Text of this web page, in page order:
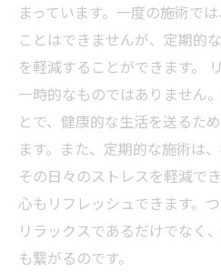
まっています。一度の施術で
ことはできませんが、定期的
を軽減することができます。
一時的なものではありません
とで、健康的な生活を送るた
ます。また、定期的な施術は
その日々のストレスを軽減で
心もリフレッシュできます。
リラックスであるだけでなく
も繋がるのです。